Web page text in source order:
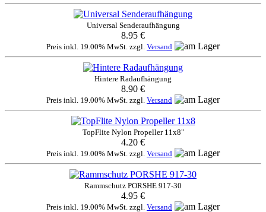
Universal Senderaufhängung
8.95 €
Preis inkl. 19.00% MwSt. zzgl. Versand
Hintere Radaufhängung
8.90 €
Preis inkl. 19.00% MwSt. zzgl. Versand
TopFlite Nylon Propeller 11x8"
4.20 €
Preis inkl. 19.00% MwSt. zzgl. Versand
Rammschutz PORSHE 917-30
4.95 €
Preis inkl. 19.00% MwSt. zzgl. Versand